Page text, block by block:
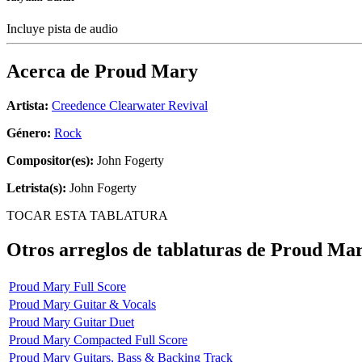
Incluye pista de audio
Acerca de Proud Mary
Artista: Creedence Clearwater Revival
Género: Rock
Compositor(es): John Fogerty
Letrista(s): John Fogerty
TOCAR ESTA TABLATURA
Otros arreglos de tablaturas de Proud
Proud Mary Full Score
Proud Mary Guitar & Vocals
Proud Mary Guitar Duet
Proud Mary Compacted Full Score
Proud Mary Guitars, Bass & Backing Track